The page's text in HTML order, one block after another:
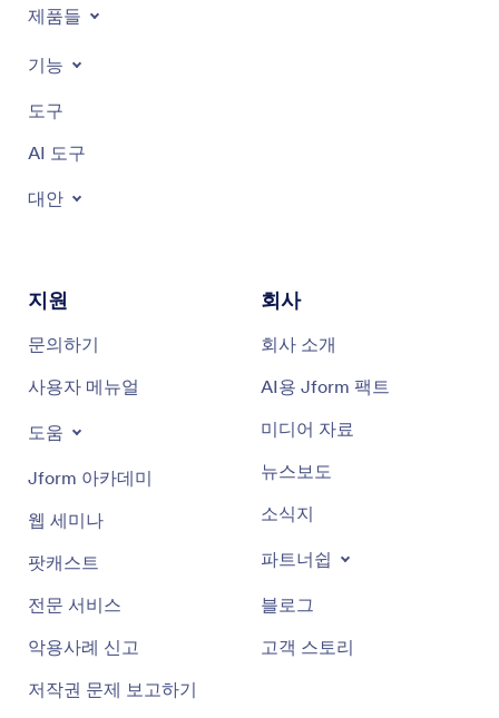
제품들
기능
도구
AI 도구
대안
지원
문의하기
사용자 메뉴얼
도움
Jform 아카데미
웹 세미나
팟캐스트
전문 서비스
악용사례 신고
저작권 문제 보고하기
회사
회사 소개
AI용 Jform 팩트
미디어 자료
뉴스보도
소식지
파트너쉽
블로그
고객 스토리